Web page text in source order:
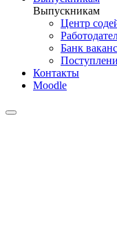
Выпускникам
Центр
Банк
Контакты
Moodle